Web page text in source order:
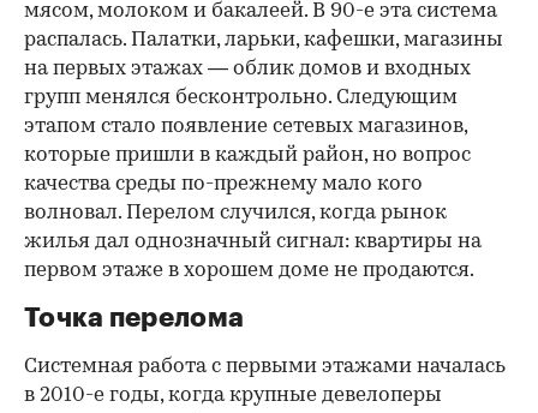
мясом, молоком и бакалеей. В 90-е эта система
распалась. Палатки, ларьки, кафешки, магазины
на первых этажах — облик домов и входных
групп менялся бесконтрольно. Следующим
этапом стало появление сетевых магазинов,
которые пришли в каждый район, но вопрос
качества среды по-прежнему мало кого
волновал. Перелом случился, когда рынок
жилья дал однозначный сигнал: квартиры на
первом этаже в хорошем доме не продаются.
Точка перелома
Системная работа с первыми этажами началась
в 2010-е годы, когда крупные девелоперы